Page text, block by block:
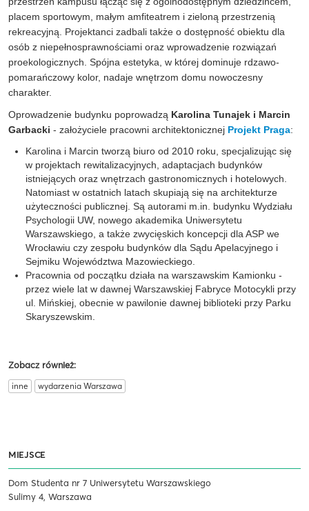
placem sportowym, małym amfiteatrem i zieloną przestrzenią
rekreacyjną. Projektanci zadbali także o dostępność obiektu dla
osób z niepełnosprawnościami oraz wprowadzenie rozwiązań
proekologicznych. Spójna estetyka, w której dominuje rdzawo-
pomarańczowy kolor, nadaje wnętrzom domu nowoczesny
charakter.
Oprowadzenie budynku poprowadzą Karolina Tunajek i Marcin
Garbacki - założyciele pracowni architektonicznej Projekt Praga:
Karolina i Marcin tworzą biuro od 2010 roku, specjalizując się
w projektach rewitalizacyjnych, adaptacjach budynków
istniejących oraz wnętrzach gastronomicznych i hotelowych.
Natomiast w ostatnich latach skupiają się na architekturze
użyteczności publicznej. Są autorami m.in. budynku Wydziału
Psychologii UW, nowego akademika Uniwersytetu
Warszawskiego, a także zwycięskich koncepcji dla ASP we
Wrocławiu czy zespołu budynków dla Sądu Apelacyjnego i
Sejmiku Województwa Mazowieckiego.
Pracownia od początku działa na warszawskim Kamionku -
przez wiele lat w dawnej Warszawskiej Fabryce Motocykli przy
ul. Mińskiej, obecnie w pawilonie dawnej biblioteki przy Parku
Skaryszewskim.
Zobacz również:
inne wydarzenia Warszawa
MIEJSCE
Dom Studenta nr 7 Uniwersytetu Warszawskiego
Sulimy 4, Warszawa